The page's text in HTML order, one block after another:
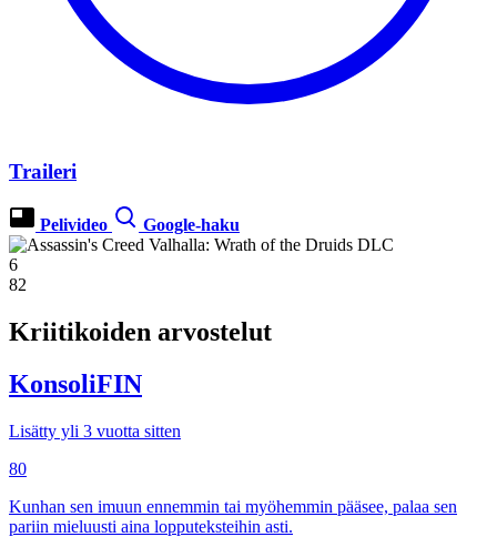
Traileri
Pelivideo Google-haku
6
82
Kriitikoiden arvostelut
KonsoliFIN
Lisätty yli 3 vuotta sitten
80
Kunhan sen imuun ennemmin tai myöhemmin pääsee, palaa sen
pariin mieluusti aina lopputeksteihin asti.